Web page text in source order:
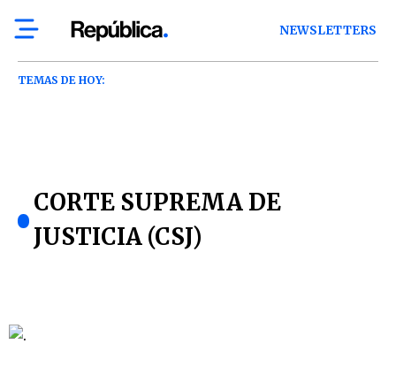
NEWSLETTERS
TEMAS DE HOY:
CORTE SUPREMA DE
JUSTICIA (CSJ)